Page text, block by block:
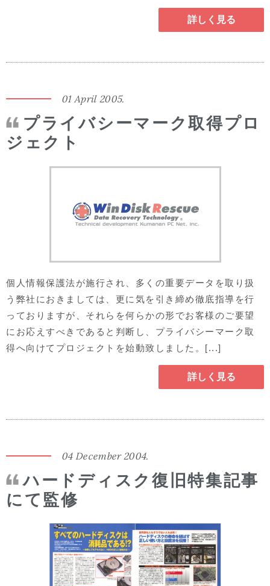
詳しく見る
01 April 2005.
プライバシーマーク取得プロ
ジェクト
個人情報保護法が施行され、多くの重要データを取り扱
う弊社におきましては、更に気を引き締め徹底指導を行
っておりますが、それらを何らかの形でお客様のご要望
にお応えすべきであると判断し、プライバシーマーク取
得へ向けてプロジェクトを始動致しました。[...]
詳しく見る
04 December 2004.
ハードディスク復旧特集記事
にて監修